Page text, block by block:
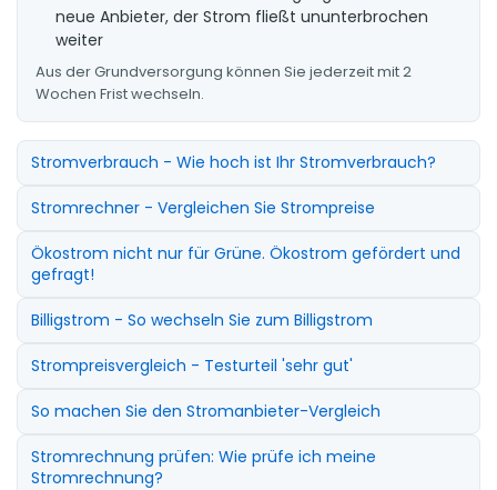
neue Anbieter, der Strom fließt ununterbrochen
weiter
Aus der Grundversorgung können Sie jederzeit mit 2
Wochen Frist wechseln.
Stromverbrauch - Wie hoch ist Ihr Stromverbrauch?
Stromrechner - Vergleichen Sie Strompreise
Ökostrom nicht nur für Grüne. Ökostrom gefördert und
gefragt!
Billigstrom - So wechseln Sie zum Billigstrom
Strompreisvergleich - Testurteil 'sehr gut'
So machen Sie den Stromanbieter-Vergleich
Stromrechnung prüfen: Wie prüfe ich meine
Stromrechnung?